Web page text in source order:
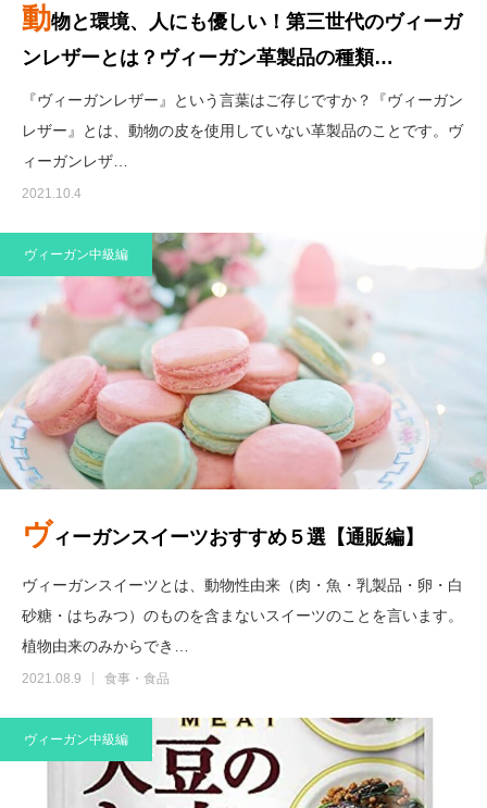
動物と環境、人にも優しい！第三世代のヴィーガ
ンレザーとは？ヴィーガン革製品の種類…
『ヴィーガンレザー』という言葉はご存じですか？『ヴィーガン
レザー』とは、動物の皮を使用していない革製品のことです。ヴ
ィーガンレザ…
2021.10.4
ヴィーガン中級編
ヴィーガンスイーツおすすめ５選【通販編】
ヴィーガンスイーツとは、動物性由来（肉・魚・乳製品・卵・白
砂糖・はちみつ）のものを含まないスイーツのことを言います。
植物由来のみからでき…
2021.08.9 食事・食品
ヴィーガン中級編